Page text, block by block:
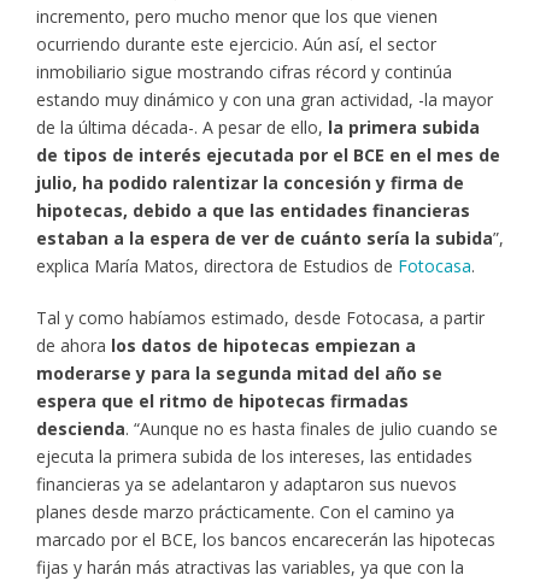
incremento, pero mucho menor que los que vienen
ocurriendo durante este ejercicio. Aún así, el sector
inmobiliario sigue mostrando cifras récord y continúa
estando muy dinámico y con una gran actividad, -la mayor
de la última década-. A pesar de ello, la primera subida
de tipos de interés ejecutada por el BCE en el mes de
julio, ha podido ralentizar la concesión y firma de
hipotecas, debido a que las entidades financieras
estaban a la espera de ver de cuánto sería la subida”,
explica María Matos, directora de Estudios de Fotocasa.
Tal y como habíamos estimado, desde Fotocasa, a partir
de ahora los datos de hipotecas empiezan a
moderarse y para la segunda mitad del año se
espera que el ritmo de hipotecas firmadas
descienda. “Aunque no es hasta finales de julio cuando se
ejecuta la primera subida de los intereses, las entidades
financieras ya se adelantaron y adaptaron sus nuevos
planes desde marzo prácticamente. Con el camino ya
marcado por el BCE, los bancos encarecerán las hipotecas
fijas y harán más atractivas las variables, ya que con la